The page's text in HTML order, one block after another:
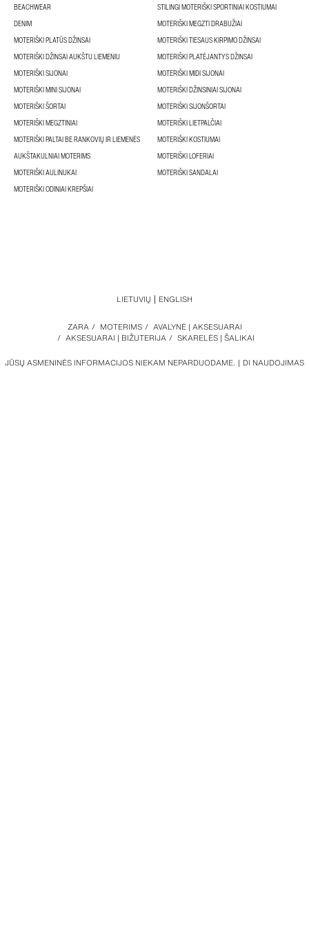
BEACHWEAR
STILINGI MOTERIŠKI SPORTINIAI KOSTIUMAI
DENIM
MOTERIŠKI MEGZTI DRABUŽIAI
MOTERIŠKI PLATŪS DŽINSAI
MOTERIŠKI TIESAUS KIRPIMO DŽINSAI
MOTERIŠKI DŽINSAI AUKŠTU LIEMENIU
MOTERIŠKI PLATĖJANTYS DŽINSAI
MOTERIŠKI SIJONAI
MOTERIŠKI MIDI SIJONAI
MOTERIŠKI MINI SIJONAI
MOTERIŠKI DŽINSINIAI SIJONAI
MOTERIŠKI ŠORTAI
MOTERIŠKI SIJONŠORTAI
MOTERIŠKI MEGZTINIAI
MOTERIŠKI LIETPALČIAI
MOTERIŠKI PALTAI BE RANKOVIŲ IR LIEMENĖS
MOTERIŠKI KOSTIUMAI
AUKŠTAKULNIAI MOTERIMS
MOTERIŠKI LOFERIAI
MOTERIŠKI AULINUKAI
MOTERIŠKI SANDALAI
MOTERIŠKI ODINIAI KREPŠIAI
JŪSŲ ASMENINĖS INFORMACIJOS NIEKAM NEPARDUODAME. DI NAUDOJIMAS
ZARA / MOTERIMS / AVALYNĖ | AKSESUARAI
/ AKSESUARAI | BIŽUTERIJA / SKARELĖS | ŠALIKAI
LIETUVIŲ ENGLISH